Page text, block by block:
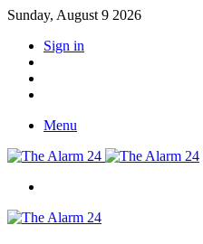
Sunday, August 9 2026
Sign in
Menu